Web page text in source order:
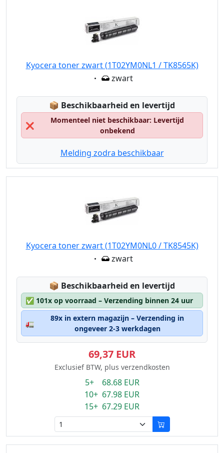
Kyocera toner zwart (1T02YM0NL1 / TK8565K)
Eigenschaft:
zwart
📦 Lagerstatus:
Beschikbaarheid en levertijd
❌
Momenteel niet beschikbaar: Levertijd
onbekend
Melding zodra beschikbaar
Kyocera toner zwart (1T02YM0NL0 / TK8545K)
Eigenschaft:
zwart
📦 Lagerstatus:
Beschikbaarheid en levertijd
✅ 101x op voorraad – Verzending binnen 24 uur
🚛
89x in extern magazijn – Verzending in
ongeveer 2-3 werkdagen
69,37 EUR
Exclusief BTW, plus verzendkosten
5+ 68.68 EUR
10+ 67.98 EUR
15+ 67.29 EUR